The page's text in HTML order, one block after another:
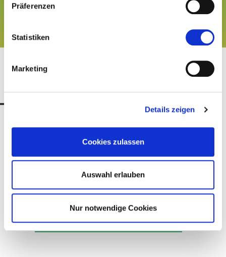
Präferenzen
Statistiken
Marketing
Details zeigen
Cookies zulassen
Auswahl erlauben
Nur notwendige Cookies
Wir sind für dich da
+39 0471 516050
E.
Alexander.Christensen@fieramesse.com